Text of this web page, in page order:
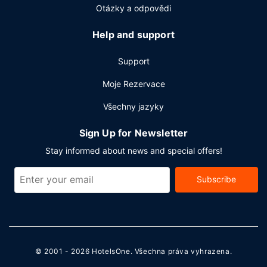
Otázky a odpovědi
Help and support
Support
Moje Rezervace
Všechny jazyky
Sign Up for Newsletter
Stay informed about news and special offers!
Subscribe
© 2001 - 2026 HotelsOne. Všechna práva vyhrazena.